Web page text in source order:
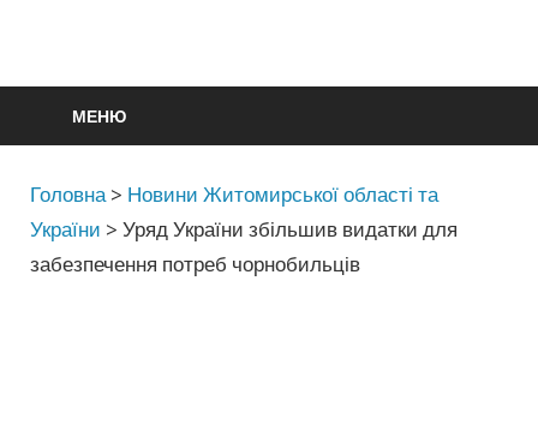
МЕНЮ
Головна > Новини Житомирської області та
України >Уряд України збільшив видатки для
забезпечення потреб чорнобильців